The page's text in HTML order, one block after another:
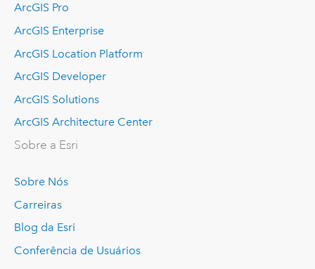
ArcGIS Pro
ArcGIS Enterprise
ArcGIS Location Platform
ArcGIS Developer
ArcGIS Solutions
ArcGIS Architecture Center
Sobre a Esri
Sobre Nós
Carreiras
Blog da Esri
Conferência de Usuários